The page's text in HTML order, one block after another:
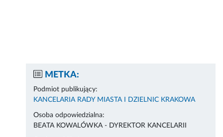
METKA:
Podmiot publikujący:
KANCELARIA RADY MIASTA I DZIELNIC KRAKOWA
Osoba odpowiedzialna:
BEATA KOWALÓWKA - DYREKTOR KANCELARII